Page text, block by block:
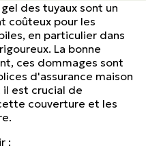
des tuyaux sont un
coûteux pour les
en particulier dans
La bonne
ces dommages sont
d'assurance maison
est crucial de
couverture et les
: